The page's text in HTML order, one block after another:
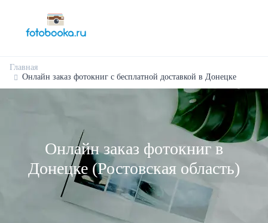
Главная
Онлайн заказ фотокниг с бесплатной доставкой в Донецке
Онлайн заказ фотокниг в
Донецке (Ростовская область)